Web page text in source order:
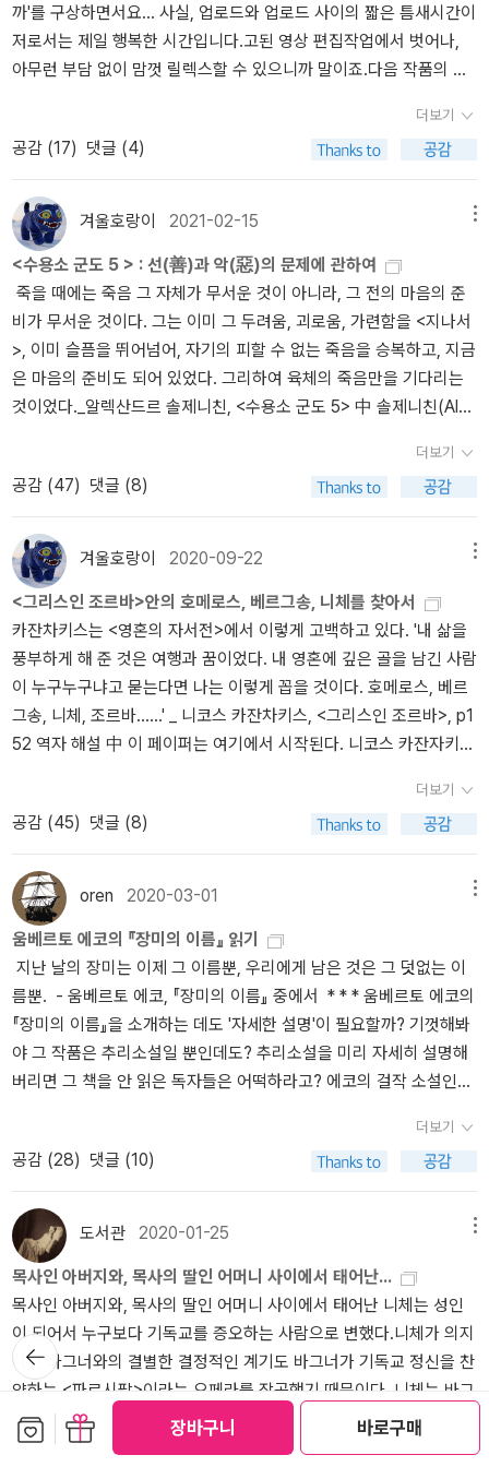
장바구니 바로구매
01 우리는 성실에서 벗어나 마침내 성자나 권태로운 사람이 되지 않
도록 주의하자! 인생은 그 속에서 지루해하기에는 수백 배나 짧지 않
---(영겁회귀)p213 어떤 사람에게 정당한 것이 반드시 다른 사람에
게도 정당할 수는 없다는 것을, 그리고 만인을 위해 하나의 도덕을 요
우리가 ｀더 높은 문화｀ 라고 부르는 거의 모든 것은 잔인함이 정신
화되고 심화한 데 바탕을 둔 것이다.p216 정신은 여기에서 자신의 가
면의 다양성과 교활함을 즐기며, 여기에서 안정감을 즐긴다. 이러한
정신의 의지에 대항하여 사물을 깊이 있게 다양하고 철저하게 생각하
고 생각하고자 하는 인식하는 사람의 저 숭고한 경향은 맞서 나간다:
이것이야말로 지적 양심과 취미를 이루는 일종의 잔인함인데, 용감한
사상가는 모두 그것을 가지고 있음을 스스로 인정하게 될 것이다.p21
9제8장 민족과 조국유럽인의 특징.제9장 고귀함이란 무엇인가?도덕
간은 스스로 가치를 창조하는 자이다. 고귀한 인간은 자기 안에 있는
강자를 존경하며, 또한 자기 자신을 지배할 힘이 있는 자, 말하고 침묵
하는 법을 아는 자, 기꺼이 자신에 대해 준엄하고 엄격하며 모든 준엄
하고 엄격한 것에 경의를 표하는 자를 존경한다. 노예의 시선은 강한
자의 덕에 증오를 품는다:그는 회의하고 불신하며, 거기서 존중되는
모든 ｀선｀을 정교하게 불신한다.p279 고귀함의 표시: 우리의 의무
를 모든 사람에 대한 의무로까지 끌어내리려는 생각을 하지 않는 것.
자기 자신의 책임을 양도하려고 하거나 분담하려고 하지 않는 것. 자
신의 특권과 그것을 행사하는 것을 자신의 의무들 가운데서 생각해보
는것.p297 한 인간의 높이를 보려고 하지 않는 사람은 그 인간이 지
니고 있는 천박한 점이나 표면적인 것은 더욱 날카롭게 바라본다----
전망은 트이고, 정신은 고양된다.｀---그러나 높은 곳에 있고 전망이
트여 있는데도 아래를 내려다보는 반대 부류의 인간이 있다.p304높
은 곳에서후곡◇도덕의 계보----- 하나의 논박서서론 인간은 어떤
조건 아래 선과 악이라는 가치 판단을 생각해냈던 것일까? 그리고 그
가치 판단들 자체는 어떤 가치를 가지고 있는 것일까? p340제1논문:
｀선과 악｀ , ｀ 좋음과 나쁨｀니체는 도덕이 가진 가치의 의미로서
｀좋음｀을 이렇게 정의했다. 원래 비이기적 행위란 그 행위가 표시
되어, 즉 그 행위로 인해 이익을 얻는 사람의 입장에서 칭송되고 좋다
고 불렸다. 그 후 사람들은 이 칭송의 기원을 망각하게 되었고 비이기
적 행위가 습관적으로 항상 좋다고 칭송되었기에, 이 행위를 그대로
좋다고도 느꼈던 것이다.｀좋음｀ 이라는 판단은 ｀좋은 것｀ 을 받
은 ｀좋은 인간들｀ 자신에게 있었던 것이다. 그들은 이러한 거리의
파토스에서 가치를 창조하고 가치의 이름을 새기는 권리를 비로소 가
지게 되었던 것이다.두번째로 ｀좋음｀ 이라는 개념은 ｀공리적｀ ,
｀합목적적｀ 이라는 개념과 본질적으로 동일한 것으로 평가되며, 따
라서 ｀좋음｀ 과 ｀나쁨｀ 을 판단할 때 인류는 ｀공리적이고 목적
에 맞는｀ , 그리고 ｀ 해롭고 목적에 맞지 않는｀ 에 관한 잊지 못하
고, 잊을 수 없는 바로 그들 자신의 경험을 요약하고 승인한 것이다.고
귀한 도덕의 가치로 볼 때는 유대인의 정신은 사악한 적이다.유대인
이야말로 두려움을 일으키는 정연한 논 리로 귀족적 가치 등식을 역
전하고자 감행했으며, 가장 깊은 증오의 이빨을 갈며 이를 고집했던
것이다. 즉 ｀비참한 자만이 오직 착한 자다. 가난한 자, 무력한 자, 비
천한 자만이 오직 착한 자다. 고통받는 자, 궁핍한 자, 병든 자, 추한
인 화가 클라리세는 모스부르거에게서 영감을 받는다. 그녀는 ‘니체
의 해’를 생각해내고 살인과 초인을 연결시키는데까지 나아간다. 클
라리세는 디오니소스적 인간의 극단적인 모습이라고 할 수 있다. 그
녀의 이러한 정신은 남편 발터를 지배한다. 발터의 열등의식은 클라
리세의 욕망과 결합되어 울리히를 살인하라고 압박하는 꿈으로 나타
티아, 디오티마, 클라리세, 아가테이다. 보니파티아는 울리히의 정부
이고 가벼운 성적 상대일 뿐이다. 그녀의 도착적 성충동을 관찰하는
울리히의 시선에서 나는 오히려 그녀의 고독을 본다. 디오티마는 ‘평
행운동’의 중심에서 ‘준비 위원회’를 모집하고 주도한다. 본명이 에르
멜린다 투치인 그녀를 디오티마라 부르는 것에 상징성이 있다. 『향
연』에서 소크라테스는 사랑에 관한 디오티마의 말을 인용한다. 지혜
로운 여인이란 뜻일 테다. 울리히와 사촌관계인 그녀는 상징적 지도
자나 공허한 이상주의자로 인식된다. 그녀가 주도한 ‘평행운동’은 실
패로 끝난다. 클라리세는 어릴적 친부에게서 받은 상처를 안고 있다.
그녀의 결핍은 니체적 ‘의지’에 전도되어 초월욕망으로 변형된다. 그
녀의 욕망은 광기를 띈다. 울리히는 그녀에게 이념이란 페티시와 같
하지만 실패한다. 아가테는 울리히의 이란성 쌍둥이로 마치 울리히에
게 그동안 잊혀져 있던 듯 갑자기 등장한다. 아버지의 장례 때문에 오
누이는 재회한다. 아버지의 가부장적 권위 아래 억눌린 삶을 살았던
그녀는 첫 번째 남편과 사별하고 다시 재혼했다. 그녀는 현재의 삶에
만족하지 못하고 불행하다. 울리히와의 대화를 통해 자신의 욕망을
확인하고 자유를 찾아 오빠와 함께 살기 위해 남편과의 이혼을 결심
한다. 울리히의 사상, 책을 통해 영향을 받아 진정한 자유가 주는 삶을
꿈꾸고 실행하지만, 한계에 부딪친다. 이들은 각각 여성으로서 상처
모두 실패하고 있다. 이 여성들은 시대가 요구하는 특성을 갖도록 억
압당하고, 그것을 거부하기에는 신체적, 사회적으로 취약한 존재들이
하고 발전한다. 그녀들과의 대화나 관계는 울리히의 사유에 변화를
가져오는 촉매역할을 한다. 울리히에게 중요한 사람은 없는 듯하다.
사람들을 대하는 고정된 태도나 사상이 없다. 그러기에 아른하임 앞
에서는 디오니소스적이고, 클라리세 앞에서는 아폴론적이다. 이들과
의 대화(1권)에서는 니체의 『비극의 탄생』이 오버랩된다. 그가 희구
하는 사상은 그의 시대 사유를 벗어나는 어떤 것이기에 그런 듯하다.
디오티마와의 이야기 중 다이아몬드에 대한 비유가 힌트를 준다. 아
시아와 아프리카에서 발견된 다이아몬드 둘 다 다른 환경에서도 그
그 변하지 않는 고유한 개성을 찾아야 한다고 말한다. 그가 ‘특성 없
음’을 견지하고 ‘가능성 감각’을 열어놓는 이유는 이 본래적 특성을 찾
기 위함이다. 특별히 고향에서 재회한 울리히와 아가테는 대화를 통
해 정신적 합일의 순간을 맛본다. 아가테가 묻고 울리히가 답하는 식
의 대화는 니체를 떠올리게 한다. 그는 도덕에서 무엇이 비본질이고
본질인지를 알려면 습관이 무엇인지부터 알아야 한다고 말한다. 울리
히와 아가테의 대화는 구체적으로 니체의 『선악의 저편』이나 『도덕
의 계보』를 연상시킨다. 도덕은 외부로부터가 아닌 인간의 내면에 존
재하는 것이며, 이것을 지킬 힘 역시 그 내면에 있고, 사회의 도덕적
와해는 개인의 내면에서 일어나는 것이라는 의미로 읽힌다. 그는 선
악의 문제와 같은 이분법적 논리를 거부하고 해체한다. 이런 해체는
무화시키기 위함이 아니라 존재를 둘러싼 시대와 세계의 경계를 넘어
으로도 어느새 권위적 관계 속”으로 들어간다. 이 권위관계가 지속되
는 속에서는 가르치는 그대로 받아들이게 하는 무비판의 세계를 낳는
다. 지엄한 위계 관계의 틀을 넘어서는 그 어떤 말이나 행위도 니체의
말처럼 무례로, 안목 없음으로 불신으로 비칠까 염려되는 마음에서
서는 지고한 안목을 얻은 자, 경외 와 존경을 얻은 자 스스로 자신의
요한 것이다. 이를 망각하고 수직적 권위 속에서 자신의 의사를 밀고
나가면 그것이 바로 독재와 전제적 권력이 되고, 수많은 진실의 목소
리가 억압되어 멸실되게 된다. 외곬의 독선으로는 결코 그 어떤 진리
의 근처에도 이르지 못하게 됨은 지극히 당연한 귀결일 것이다. 마조
는 바로 그 권위를 허물어 욕설마저 주고받는 스승과 제자의 고식적
인 위계가 설 자리를 없애버렸다. 그럼으로써 제자, 배움에 있는 자들
이 과감하게 자신의 기틀을 펼치고 밀고 나갈 수 있으며. 스승과 제자
는 진리에 보다 견고하게 접근 할 수 있을 것이다. 나는 이와 달리 경
외감으로 시작되는 존중의 태도에 올라타 고귀한 것을 보호하려는 관
습과 제도를 만들어내고, 이에 복종과 경배를 요구하며, 급기야 권력
분야에서 횡행하고 있음을 본다. 이러하다보니 무수히 다양하고 창의
적인 견해들이 권위의 그늘에 의해 지워지고, 폐기되어 사장되어버려
지식이 성장할 수 없는 불모지대가 되어버린다. 이러한 토양에서는
세계를 선도하는 학문의 출현이 지극히 어려울 것이다. 구조주의 인
류학자 앨프리드 레드클리프-브라운(Alfred R. Radcliffe-Brown 18
81~1955)은 그의 대표저술인 『원시 사회의 구조와 기능(Structure
and Function in Primitive Society)』에서 특정한 종류의 언행 회피
(금지) 여부에 따른 인간관계를 ‘농담관계’와 ‘회피관계’로 두 분류하
였다. 무례와 비격식성을 특징으로 하는 동등한 지위를 갖는 관계를
농담관계로, 지위고저가 뚜렷하고 위계와 권위가 지배적이어서 특정
한 언행이 금지된 관계를 회피관계로 구분한 것인데, 바로 이 회피관
하는 의심이 내게 있다. 소설가 한강의 노벨상 수상은 바로 이 같은 권
위의 수직관계에서 이탈했기에 가능했다고 생각하기 때문이다. 만일
문학 담론권력의 질서에 있었다면 결코 이룰 수 없었을지도 모른다.
다시 마조와 남전의 이야기로 돌아가 이야기의 논의를 마쳐야겠다.
담론 권력들이 자신들의 분야에서 회피관계가 만들어내는 특성을 모
른 체 하기로 일관한다면, “자연발생적 경외감과 존경심은 차단되고,
고귀한 것을 알아볼 기회를 제거하게 될 것이다. 자유로운 사고는 제
약되고, 정해진 규칙들, 관습화된 권위의 규칙들이 사고를 대신하게
못한다. 칸트의 『순수이성비판』 「서문」의 “진정한 존경이란 모든 비
판을 견뎌낸 것에 대해서만 주어진다.”는 글은 바로 이러한 관습화된
역설일 것이다. 그것이 바로 웃음관계의 회복이다. 심각한 권위의 철
학자 하이데거는 웃음에 거리를 두었던 권위적 담론가였다. 이 같은
진지함, 딱딱하게 굳어진 관념이나 가치를 가볍게 넘어서고 흔들어
버리는 힘, 권위를 타고 넘어가는 힘으로서 웃음의 관계가 관(貫流)
류 할 수 있도록 회피관계가 열려야 한다. 웃음은 여유와 유연성에서
나오는 확고함에 거리를 둔 능력이다. 또한 내가 확신하는 가치와 믿
음이 망가지는 것을 받아들일 수 있는 능력이기도 하다. 웃음은 집요
하게 나라고 주장하는 아상(我相)을 깨드리는 시도이고 권위에 반항
하는 행위이다. 지금 내가 목격하고 있는 한 담론 권력 앞에서 주눅 들
까'를 구상하면서요... 사실, 업로드와 업로드 사이의 짧은 틈새시간이
저로서는 제일 행복한 시간입니다.고된 영상 편집작업에서 벗어나,
아무런 부담 없이 맘껏 릴렉스할 수 있으니까 말이죠.다음 작품의 후
아 르네상스의 문화>, 야코프 부르크하르트<프로테스탄티즘의 윤리
와 자본주의 정신>, 막스 베버<전쟁과 평화>, 톨스토이 <국가>, 플라
톤 <백년 동안의 고독>, 가브리엘 마르케스 <적과 흑>, 스탕달 <모비
딕>, 허먼 멜빌 <역사>, 헤로도토스 <신곡>, 단테 <셰익스피어 비극
중 아무거나>, 셰익스피어 <그리스인 조르바>, 니코스 카잔차키스<
이방인>, 알베르 카뮈<걸리버 여행기>, 조너선 스위프트<로빈슨 크
루소>, 다니엘 디포<참을 수 없는 존재의 가벼움>, 밀란 쿤데라<농담
>, 밀란 쿤데라<마의 산>, 토마스 만<차라투스트라는 이렇게 말했다
>, 니체<선악의 저편>, 니체<이상한 나라의 앨리스>, 루이스 캐럴 <
예브게니 오네긴>, 푸슈킨 <금각사>, 미시마 유키오 <롤리타>, 블라
디미르 나보코프 <내가 죽어 누워 있을 때>, 윌리엄 포크너 <성>, 프
지>, T.S.엘리어트... 사실 이들 작품들은 '언젠가는' 영상으로 만들 생
각을 지닌 작품들이긴 하지만, 이 가운데 절반 이상은 '다시' 읽어봐야
겨우 영상 제작이 가능할 것 같은, 난이도가 제법 느껴지는 작품들이
기도 합니다... (몇몇 작품들은 읽은지 너무 오래 지나서 갖고 있는 책
조차 없고요...) 물론 대본 녹음까지 다 마쳤지만, 영상 제작을 시도하
다가 중지한 작품들도 더러 있기는 하지만요. 이들 작품들을 쭈욱 나
열하고 나니, 이 작품들을 앞으로 1년 이내에 동영상으로 만들 수만
있어도 참 좋겠다 싶은 생각도 듭니다.^^ 이 가운데 과연 어떤 걸 만드
는 게 가장 좋을까요? '4월은 잔인한 달'이니, <황무지>를 한번 다녀
와 볼까 싶기도 하고요.... p.s제 영상을 정말 열심히 봐주시는 어떤
구독자분께 달았던 댓글인데, 오늘도 이런 고민을 계속 하면서, 이 목
다...... * * *
더보기
공감 (17) 댓글 (4)
겨울호랑이 2021-02-15
<수용소 군도 5 > : 선(善)과 악(惡)의 문제에 관하여
죽을 때에는 죽음 그 자체가 무서운 것이 아니라, 그 전의 마음의 준
비가 무서운 것이다. 그는 이미 그 두려움, 괴로움, 가련함을 <지나서
>, 이미 슬픔을 뛰어넘어, 자기의 피할 수 없는 죽음을 승복하고, 지금
은 마음의 준비도 되어 있었다. 그리하여 육체의 죽음만을 기다리는
것이었다._알렉산드르 솔제니친, <수용소 군도 5> 中 솔제니친(Alek
참한 군도생활의 끝이 그려진다. 극한 상황에 몰린 이들의 탈주와 이
들에 대한 엄한 처벌 그리고 반란. 죽음을 각오한 후에야 비로소 탈옥
을 할 준비가 된 것이라는 저자의 말에서 우리는 광산 갱도의 마지막
끝, 막장에 놓인 인간의 모습을 발견한다. 나는 의식적으로 나 자신을
밑바닥으로 내려가게 했다. 그리고 그곳에서 어떤 공통된, 돌멩이가
많은 바닥에 단단하게 발을 디디기 시작했을 때부터 내 인생에서 중
요한 시기가 시작되었다. 나의 인격은 그 시기에 완성되어 갔으며, 그
이후에 내 인생에 어떤 일이 생기더라도, 나는 그때 익숙해진 시선과
습관에 충실했다._알렉산드르 솔제니친, <수용소 군도 5> 中 그렇지
만, <수용소 군도 5>에서 저자 솔제니친은 수용소에 수감된 이들 뿐
아니라 이들을 감시하는 경비병들 역시 같은 밑바닥에 있다는 사실을
반목하게 되는데, 그것은 이들이 각자의 사회적 기반 위에 서 있기 때
문이다. 한 계급이 '주인 계급'이라는 기반 위에 서 있다면, 다른 계급
은 '노예 계급'이라는 기반에 있어 대립할 수 밖에 없었다. 주인 도덕
과 노예 도덕. 우리를 가둔 자들도 우리처럼 세상과 단절되어 있다...
특수 수용소의 규율은 완전한 격리를 시키는 것이다. 즉, 누군가에게
호소할 수도 없고, 아무도 여기서는 석방되지 않고, 아무도 여기서는
도망치지 못한다... 어찌하여 이렇게 순종하게 되었는가? 이런 수용소
는 따로 생겨난 것이 아니다. 지배받는 측도, 지배하는 측도 교정 노동
수용소에서 와서, 전자는 몇십 년의 노예의 전통을 짊어지고, 후자는
몇십 년의 주인의 전통을 짋어지고 왔기 때문이다._알렉산드르 솔제
니친, <수용소 군도 5> 中 결국, 문제는 정치적 자유가 아니다. 그래,
하기 위한 것이 아니다. 또 기능이 충분히 발휘되는 정치 기구를 가진
없이 사회의 도덕적 기반에 있는 것이다!_알렉산드르 솔제니친, <수
용소 군도 5> 中 이제 우리는 니체(Friedrich Wilhelm Nietzsche, 1
844 ~ 1900)가 <도덕의 계보 Zur Genealogie der Moral>에서 말
한 '노예 도덕'과 '주인 도덕'을 수용소 질서에 가져올 수 있겠다. 위력
에 의해 강제로 수감된 이들이 갖는 '힘에의 열망'과 능동적인 힘에 의
해 위협받았기 때문에 일어나는 반동(Reaktion)에 의해 생겨난 르상
티망(Ressentiment)의 모습은 니체의 도식에 정확하게 부합한다.
'강자(경비병)=악인'으로 간주하지만, 강자인 경비병들에게 복종함
으로서 겨우 살 수 있었던 노예(죄수)들이 여기에서 벗어나 개인적으
더보기
공감 (47) 댓글 (8)
겨울호랑이 2020-09-22
<그리스인 조르바>안의 호메로스, 베르그송, 니체를 찾아서
카잔차키스는 <영혼의 자서전>에서 이렇게 고백하고 있다. '내 삶을
풍부하게 해 준 것은 여행과 꿈이었다. 내 영혼에 깊은 골을 남긴 사람
이 누구누구냐고 묻는다면 나는 이렇게 꼽을 것이다. 호메로스, 베르
그송, 니체, 조르바......' _ 니코스 카잔차키스, <그리스인 조르바>, p1
52 역자 해설 中 이 페이퍼는 여기에서 시작된다. 니코스 카잔자키스
스(Homeros, BC 8세기 ?), 앙리 베르그송(Henri-Louis Bergson,
1859 ~ 1941), 프리드리히 니체(Friedrich Wilhelm Nietzsche, 18
44 ~ 1900)가 <그리스인 조르바 Zorba the Greek>에서 어떤 식으
로 표현되었을까. 이에 대한 이야기를 해보자. 조르바야말로 내가 오
랫동안 찾아다녔으나 만날 수 없었던 바로 그 사람이었다. 그는 살아
있는 가슴과 커다랗고 푸짐한 언어를 쏟아 내는 입과 위대한 야성의
영혼을 가진 사나이, 아직 모태(母胎)인 대지에서 탯줄이 떨어지지
않은 사나이였다. _ 니코스 카잔차키스, <그리스인 조르바>, p11 <그
리스인 조르바>에서 화자인 '나'가 조르바에 대해 설명한 말이다. 여
러 면에서 자신과 다른 조르바. 두 주인공의 다른 성향 속에서 <비극
의 탄생 Die Geburt der Tragodie > 속의 아폴론과 디오니소스를
다. 이들이 함께 하는 <그리스인 조르바>는 이러한 면에서 그리스 비
극(悲劇)의 요소를 갖는다. 그리스 세계에서는 아폴론적 예술가인
조각가의 예술과 디오니소스의 예술인 비(非)조형적 음악 예술 사이
에 그 기원과 목표에 따라 커다란 대립이 존재한다는 우리의 인식은
그들의 두 예술의 신 아폴론과 디오니소스와 결부되어 있다.... 그 충
동들은 그리스적 '의지'의 형이상학적 기적 행위를 통해 마침내 서로
결합하여 나타나고, 이 짝짓기를 통해 마침내 디오니소스적이기도 하
고 아폴론적이기도 한 아티케의 비극을 산출한다.(p29)... 그렇다. 원
리에 대한 확고부동한 신뢰와 그 안에 사로잡혀 있는 자의 고요한 정
좌가 아폴론의 형상 속에 가장 숭고하게 표현되어 있다고 말할 수 있
을 것이다... 만약 개별화의 원리가 깨졌을 때 인간의 가장 깊은 근저
더보기
공감 (45) 댓글 (8)
oren 2020-03-01
움베르토 에코의 『장미의 이름』 읽기
지난 날의 장미는 이제 그 이름뿐, 우리에게 남은 것은 그 덧없는 이
름뿐. - 움베르토 에코, 『장미의 이름』 중에서 * * * 움베르토 에코의
『장미의 이름』을 소개하는 데도 '자세한 설명'이 필요할까? 기껏해봐
야 그 작품은 추리소설일 뿐인데도? 추리소설을 미리 자세히 설명해
버리면 그 책을 안 읽은 독자들은 어떡하라고? 에코의 걸작 소설인
리 떠올렸더랬다. 이 작품은 예전부터 익히 그 명성을 들어서 알고는
있었으나, 책 읽기를 차일피일 계속 미루다가 우연히 '클래식 음악 방
송'에서 이 작품에 대해 얘기하는 걸 듣고 나서 덥석 집어들고 읽은 터
였다. 그 방송에서 이 작품에 대해 소개하는 요지는 이랬다. 『장미의
이름』은 웬만큼 책을 읽는다는 사람들은 그 이름을 모르는 사람들이
없을 만큼 유명하지만, 막상 그 책을 끝까지 다 읽은 독자들은 매우 드
물다는 것이었다. 뒤늦게나마 이 책을 집어 들고 읽어 보니 과연 명불
허전이었다. 그리고, 이 작품을 충분히 소화하는 데에는 적잖은 난관
들이 도사리고 있음을 알았다. 에코 특유의 해박하고 방대한 온갖 종
교학적 지식과 철학들이 그 작품의 곳곳에 녹아 있었고, 에코가 이 작
품을 통해 전달하고자 하는 의미심장한 텍스트들을 일반 독자들이 제
대로 음미하기에는 결코 녹녹치 않아 보였기 때문이었다. 아무튼 이
더보기
공감 (28) 댓글 (10)
도서관 2020-01-25
목사인 아버지와, 목사의 딸인 어머니 사이에서 태어난...
목사인 아버지와, 목사의 딸인 어머니 사이에서 태어난 니체는 성인
이 되어서 누구보다 기독교를 증오하는 사람으로 변했다.니체가 의지
하던 바그너와의 결별한 결정적인 계기도 바그너가 기독교 정신을 찬
양하는 <파르시팔>이라는 오페라를 작곡했기 때문이다. 니체는 바그
너가 ‘십자가 앞에 무릎 꿇었다‘라며 맹렬하게 비판하기도 했다.니체
에 따르면 순종, 친절, 겸손 등은 노예가 갖추어야 할 도덕이고, 주인
뒤로가
기